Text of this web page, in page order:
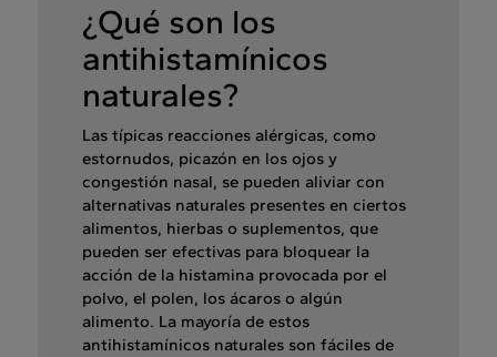
¿Qué son los
antihistamínicos
naturales?
Las típicas reacciones alérgicas, como
estornudos, picazón en los ojos y
congestión nasal, se pueden aliviar con
alternativas naturales presentes en ciertos
alimentos, hierbas o suplementos, que
pueden ser efectivas para bloquear la
acción de la histamina provocada por el
polvo, el polen, los ácaros o algún
alimento. La mayoría de estos
antihistamínicos naturales son fáciles de